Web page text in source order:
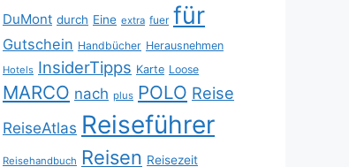
DuMont durch Eine extra fuer für
Gutschein Handbücher Herausnehmen
Hotels InsiderTipps Karte Loose
MARCO nach plus POLO Reise
ReiseAtlas Reiseführer
Reisehandbuch Reisen Reisezeit